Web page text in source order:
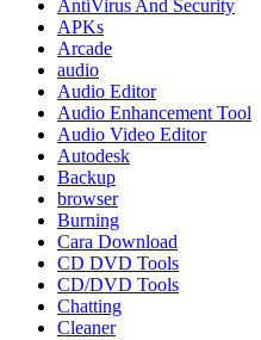
AntiVirus And Security
APKs
Arcade
audio
Audio Editor
Audio Enhancement Tool
Audio Video Editor
Autodesk
Backup
browser
Burning
Cara Download
CD DVD Tools
CD/DVD Tools
Chatting
Cleaner